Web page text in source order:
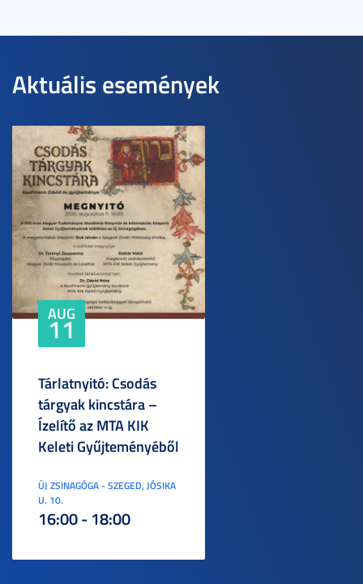
Aktuális események
AUG
11
Tárlatnyitó: Csodás
tárgyak kincstára –
Ízelítő az MTA KIK
Keleti Gyűjteményéből
ÚJ ZSINAGÓGA - SZEGED, JÓSIKA
U. 10.
16:00 - 18:00